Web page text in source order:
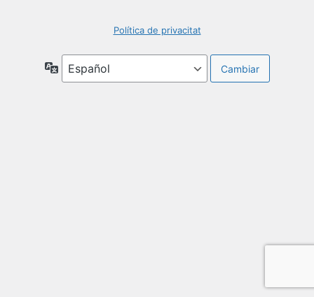
Política de privacitat
Idioma